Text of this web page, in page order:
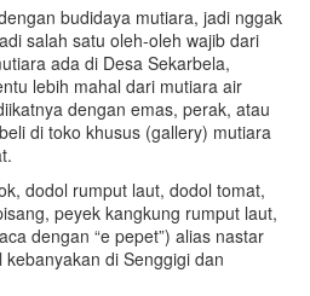
budidaya mutiara, jadi nggak
salah satu oleh-oleh wajib dari
ada di Desa Sekarbela,
lebih mahal dari mutiara air
dengan emas, perak, atau
di toko khusus (gallery) mutiara
dodol rumput laut, dodol tomat,
peyek kangkung rumput laut,
dengan “e pepet”) alias nastar
di Senggigi dan